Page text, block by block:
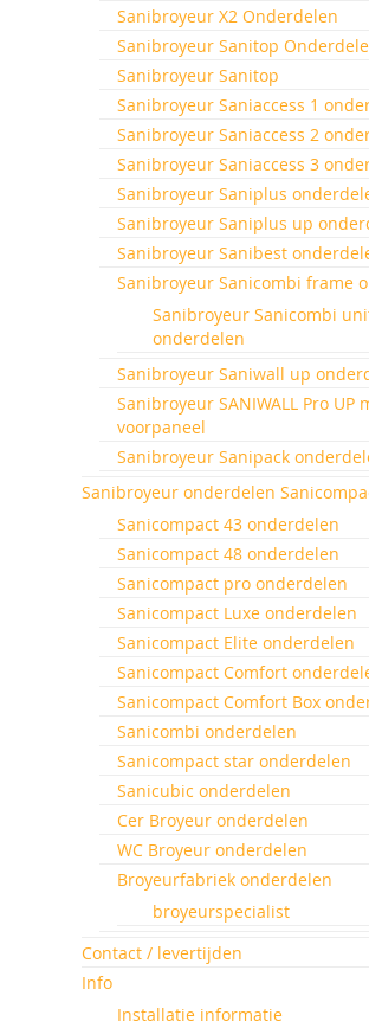
Sanibroyeur X2 Onderdelen
Sanibroyeur Sanitop
Sanibroyeur Sanitop
Sanibroyeur Saniaccess 1
Sanibroyeur Saniaccess 2
Sanibroyeur Saniaccess 3
Sanibroyeur Saniplus
Sanibroyeur Saniplus up
Sanibroyeur Sanibest
Sanibroyeur Sanicombi frame
Sanibroyeur Sanicombi
onderdelen
Sanibroyeur Saniwall up
Sanibroyeur SANIWALL Pro UP
voorpaneel
Sanibroyeur Sanipack
Sanibroyeur onderdelen
Sanicompact 43 onderdelen
Sanicompact 48 onderdelen
Sanicompact pro onderdelen
Sanicompact Luxe onderdelen
Sanicompact Elite onderdelen
Sanicompact Comfort
Sanicompact Comfort Box
Sanicombi onderdelen
Sanicompact star onderdelen
Sanicubic onderdelen
Cer Broyeur onderdelen
WC Broyeur onderdelen
Broyeurfabriek onderdelen
broyeurspecialist
Contact / levertijden
Info
Installatie informatie